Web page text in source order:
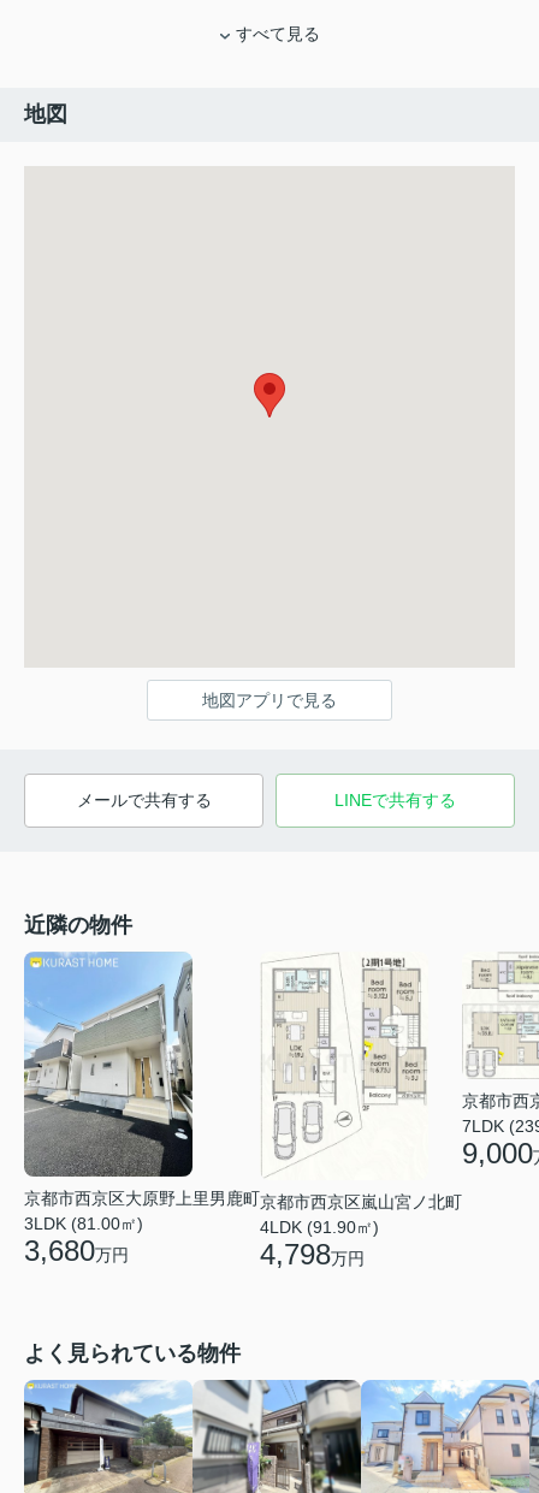
すべて見る
地図
地図アプリで見る
メールで共有する LINEで共有する
近隣の物件
京都市西京区大原野上里男鹿町
3LDK (81.00㎡)
3,680万円
京都市西京区嵐山宮ノ北町
4LDK (91.90㎡)
4,798万円
京都市西
7LDK
9,000
よく見られている物件